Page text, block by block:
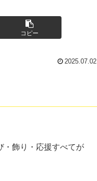
コピー
2025.07.02
・飾り・応援すべてが